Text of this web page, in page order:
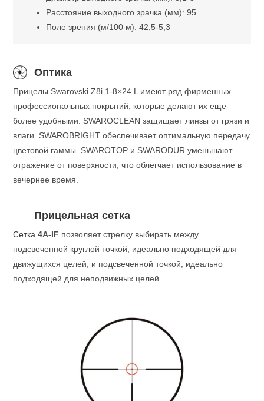
Расстояние выходного зрачка (мм): 95
Поле зрения (м/100 м): 42,5-5,3
Оптика
Прицелы Swarovski Z8i 1-8×24 L имеют ряд фирменных
профессиональных покрытий, которые делают их еще
более удобными. SWAROCLEAN защищает линзы от грязи и
влаги. SWAROBRIGHT обеспечивает оптимальную передачу
цветовой гаммы. SWAROTOP и SWARODUR уменьшают
отражение от поверхности, что облегчает использование в
вечернее время.
Прицельная сетка
Сетка 4A-IF позволяет стрелку выбирать между
подсвеченной круглой точкой, идеально подходящей для
движущихся целей, и подсвеченной точкой, идеально
подходящей для неподвижных целей.